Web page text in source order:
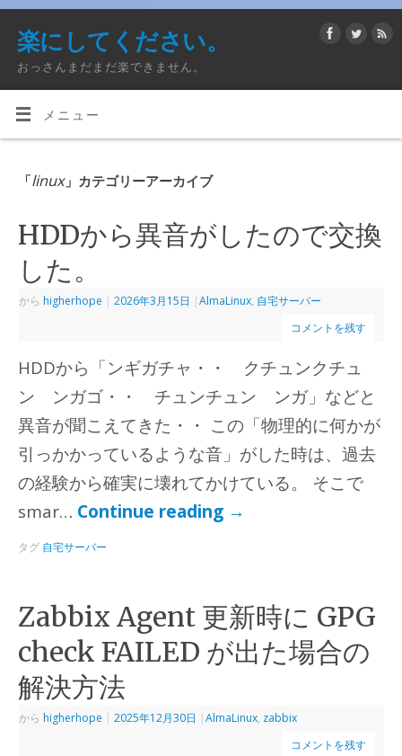
楽にしてください。
おっさんまだまだ楽できません。
メニュー
「linux」カテゴリーアーカイブ
HDDから異音がしたので交換
した。
から higherhope | 2026年3月15日 |AlmaLinux, 自宅サーバー
コメントを残す
HDDから「ンギガチャ・・ クチュンクチュ
ン ンガゴ・・ チュンチュン ンガ」などと
異音が聞こえてきた・・ この「物理的に何かが
引っかかっているような音」がした時は、過去
の経験から確実に壊れてかけている。 そこで
smar… Continue reading →
タグ 自宅サーバー
Zabbix Agent 更新時に GPG
check FAILED が出た場合の
解決方法
から higherhope | 2025年12月30日 |AlmaLinux, zabbix
コメントを残す